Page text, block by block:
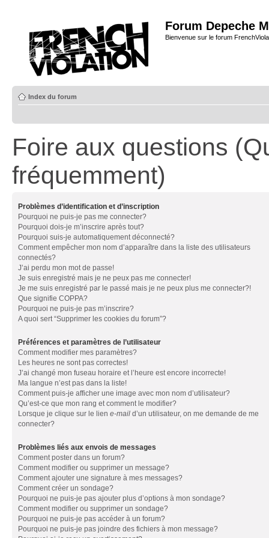
Forum Depeche
Bienvenue sur le forum
Index du forum
Foire aux questions
fréquemment)
Problèmes d’identification et d’inscription
Pourquoi ne puis-je pas me connecter?
Pourquoi dois-je m’inscrire après tout?
Pourquoi suis-je automatiquement déconnecté?
Comment empêcher mon nom d’apparaître dans la liste des utilisateurs
connectés?
J’ai perdu mon mot de passe!
Je suis enregistré mais je ne peux pas me connecter!
Je me suis enregistré par le passé mais je ne peux plus me connecter?!
Que signifie COPPA?
Pourquoi ne puis-je pas m’inscrire?
A quoi sert “Supprimer les cookies du forum”?
Préférences et paramètres de l’utilisateur
Comment modifier mes paramètres?
Les heures ne sont pas correctes!
J’ai changé mon fuseau horaire et l’heure est encore incorrecte!
Ma langue n’est pas dans la liste!
Comment puis-je afficher une image avec mon nom d’utilisateur?
Qu’est-ce que mon rang et comment le modifier?
Lorsque je clique sur le lien e-mail d’un utilisateur, on me demande de me
connecter?
Problèmes liés aux envois de messages
Comment poster dans un forum?
Comment modifier ou supprimer un message?
Comment ajouter une signature à mes messages?
Comment créer un sondage?
Pourquoi ne puis-je pas ajouter plus d’options à mon sondage?
Comment modifier ou supprimer un sondage?
Pourquoi ne puis-je pas accéder à un forum?
Pourquoi ne puis-je pas joindre des fichiers à mon message?